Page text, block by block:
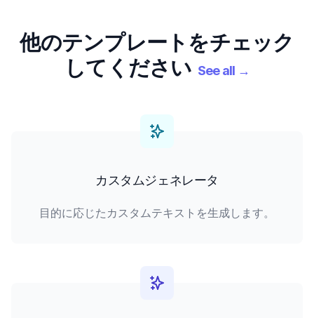
他のテンプレートをチェック
してください See all →
カスタムジェネレータ
目的に応じたカスタムテキストを生成します。